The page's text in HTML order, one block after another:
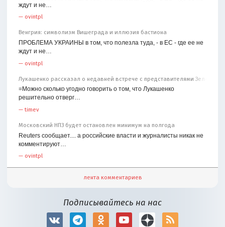
ждут и не…
— ovintpl
Венгрия: символизм Вишеграда и иллюзия бастиона
ПРОБЛЕМА УКРАИНЫ в том, что полезла туда, - в ЕС - где ее не
ждут и не…
— ovintpl
Лукашенко рассказал о недавней встрече с представителями
=Можно сколько угодно говорить о том, что Лукашенко
решительно отверг…
—timev
Московский НПЗ будет остановлен минимум на полгода
Reuters сообщает.... а российские власти и журналисты никак не
комментируют…
— ovintpl
лента комментариев
Подписывайтесь на нас